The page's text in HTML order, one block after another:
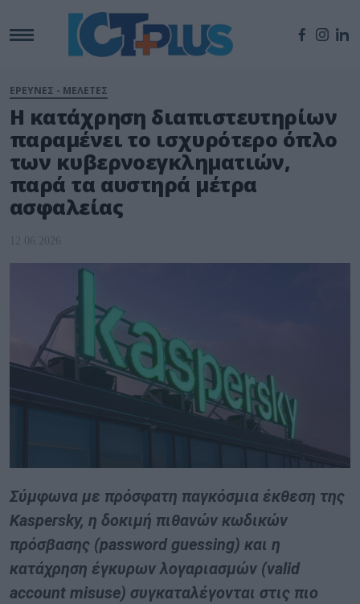
ΕΡΕΥΝΕΣ - ΜΕΛΕΤΕΣ
Η κατάχρηση διαπιστευτηρίων
παραμένει το ισχυρότερο όπλο
των κυβερνοεγκληματιών,
παρά τα αυστηρά μέτρα
ασφαλείας
12.06.2026
Σύμφωνα με πρόσφατη παγκόσμια έκθεση της
Kaspersky, η δοκιμή πιθανών κωδικών
πρόσβασης (password guessing) και η
κατάχρηση έγκυρων λογαριασμών (valid
account misuse) συγκαταλέγονται στις πιο